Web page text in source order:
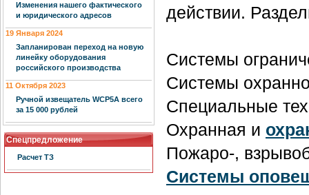
Изменения нашего фактического
и юридического адресов
19 Января 2024
Запланирован переход на новую
линейку оборудования
российского производства
11 Октября 2023
Ручной извещатель WCP5A всего
за 15 000 рублей
Спецпредложение
Расчет ТЗ
действии.
Системы
Системы
Специальные
Охранная и
Пожаро-,
Системы